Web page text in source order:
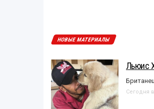
НОВЫЕ МАТЕРИАЛЫ
Льюис
Сегодня